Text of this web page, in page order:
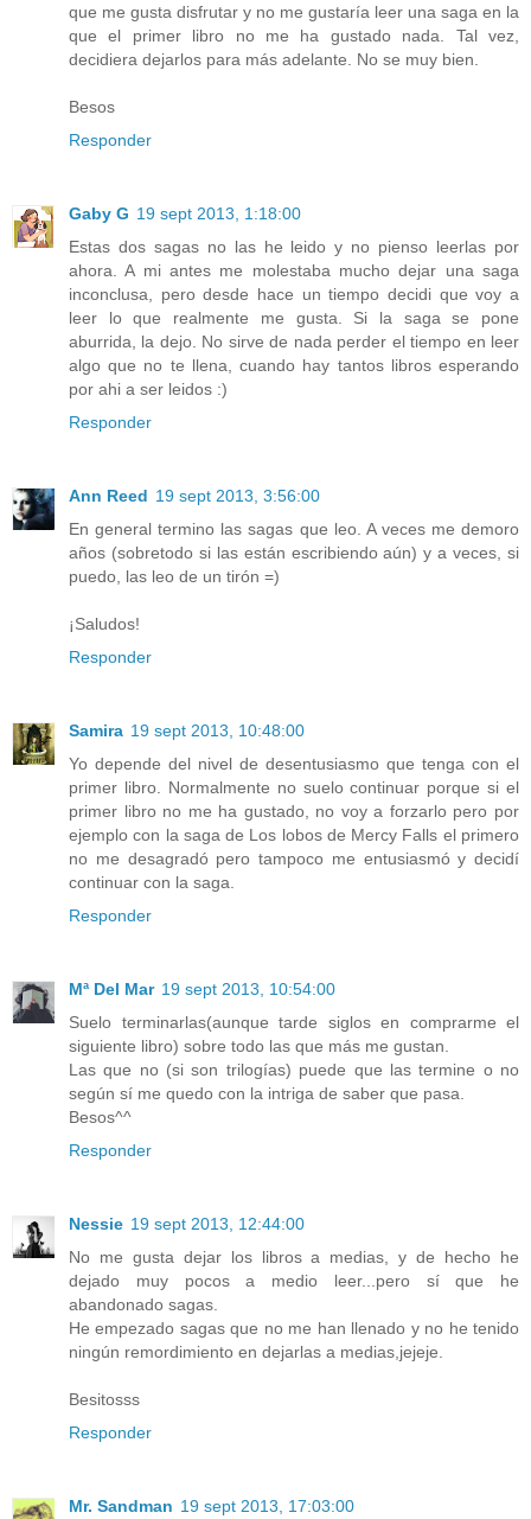
que me gusta disfrutar y no me gustaría leer una saga en la
que el primer libro no me ha gustado nada. Tal vez,
decidiera dejarlos para más adelante. No se muy bien.
Besos
Responder
Gaby G 19 sept 2013, 1:18:00
Estas dos sagas no las he leido y no pienso leerlas por
ahora. A mi antes me molestaba mucho dejar una saga
inconclusa, pero desde hace un tiempo decidi que voy a
leer lo que realmente me gusta. Si la saga se pone
aburrida, la dejo. No sirve de nada perder el tiempo en leer
algo que no te llena, cuando hay tantos libros esperando
por ahi a ser leidos :)
Responder
Ann Reed 19 sept 2013, 3:56:00
En general termino las sagas que leo. A veces me demoro
años (sobretodo si las están escribiendo aún) y a veces, si
puedo, las leo de un tirón =)
¡Saludos!
Responder
Samira 19 sept 2013, 10:48:00
Yo depende del nivel de desentusiasmo que tenga con el
primer libro. Normalmente no suelo continuar porque si el
primer libro no me ha gustado, no voy a forzarlo pero por
ejemplo con la saga de Los lobos de Mercy Falls el primero
no me desagradó pero tampoco me entusiasmó y decidí
continuar con la saga.
Responder
Mª Del Mar 19 sept 2013, 10:54:00
Suelo terminarlas(aunque tarde siglos en comprarme el
siguiente libro) sobre todo las que más me gustan.
Las que no (si son trilogías) puede que las termine o no
según sí me quedo con la intriga de saber que pasa.
Besos^^
Responder
Nessie 19 sept 2013, 12:44:00
No me gusta dejar los libros a medias, y de hecho he
dejado muy pocos a medio leer...pero sí que he
abandonado sagas.
He empezado sagas que no me han llenado y no he tenido
ningún remordimiento en dejarlas a medias,jejeje.
Besitosss
Responder
Mr. Sandman 19 sept 2013, 17:03:00